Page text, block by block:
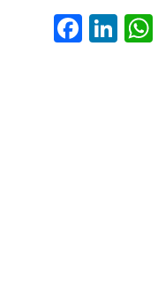
Fa
ce
Li
nk